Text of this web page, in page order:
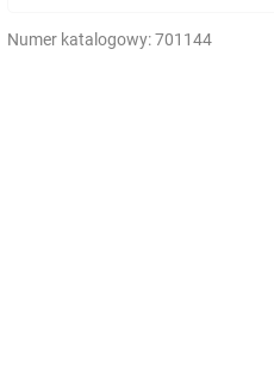
Numer katalogowy:701144